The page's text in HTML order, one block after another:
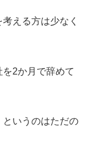
える方は少なく
2か月で辞めて
いうのはただの